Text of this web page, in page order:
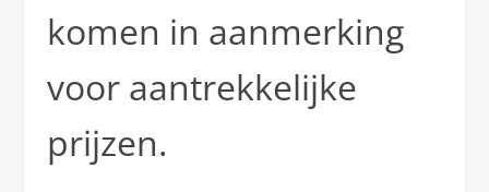
komen in aanmerking
voor aantrekkelijke
prijzen.